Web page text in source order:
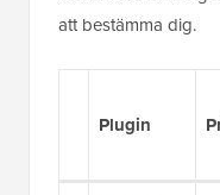
att bestämma dig.
Plugin